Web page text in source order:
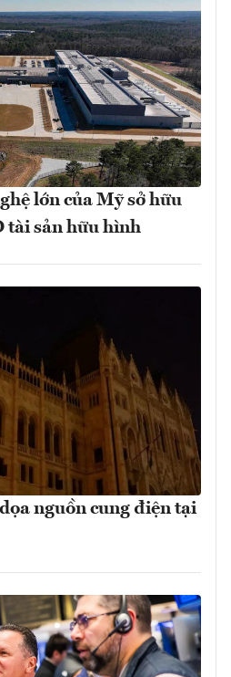
lớn của Mỹ sở hữu
tài sản hữu hình
nguồn cung điện tại